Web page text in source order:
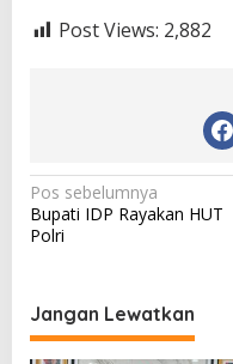
Post Views: 2,882
N
a
g
Pos sebelumnya
Bupati IDP Rayakan HUT
Polri
Jangan Lewatkan